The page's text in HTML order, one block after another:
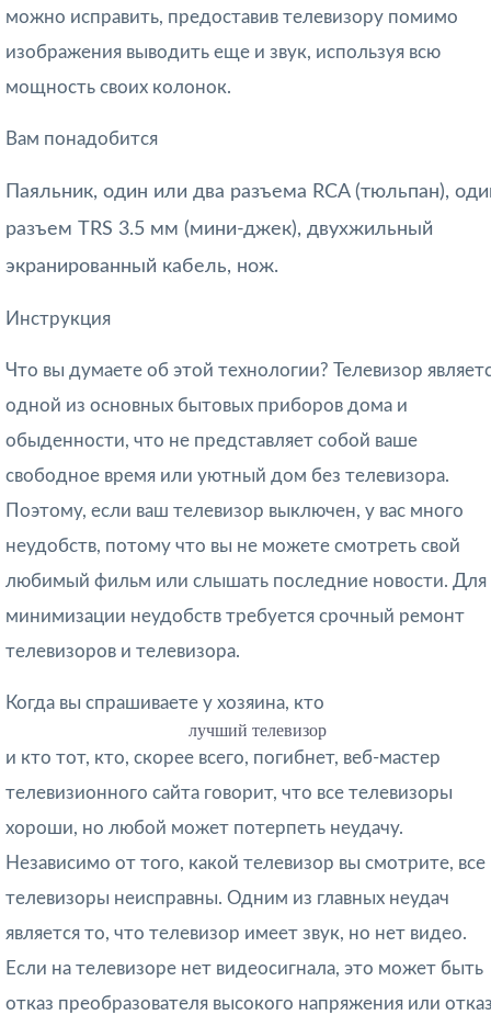
можно исправить, предоставив телевизору помимо
изображения выводить еще и звук, используя всю
мощность своих колонок.
Вам понадобится
Паяльник, один или два разъема RCA (тюльпан),
разъем TRS 3.5 мм (мини-джек), двухжильный
экранированный кабель, нож.
Инструкция
Что вы думаете об этой технологии? Телевизор
одной из основных бытовых приборов дома и
обыденности, что не представляет собой ваше
свободное время или уютный дом без телевизора.
Поэтому, если ваш телевизор выключен, у вас много
неудобств, потому что вы не можете смотреть свой
любимый фильм или слышать последние новости. Для
минимизации неудобств требуется срочный ремонт
телевизоров и телевизора.
Когда вы спрашиваете у хозяина, кто
лучший телевизор
и кто тот, кто, скорее всего, погибнет, веб-мастер
телевизионного сайта говорит, что все телевизоры
хороши, но любой может потерпеть неудачу.
Независимо от того, какой телевизор вы смотрите, все
телевизоры неисправны. Одним из главных неудач
является то, что телевизор имеет звук, но нет видео.
Если на телевизоре нет видеосигнала, это может быть
отказ преобразователя высокого напряжения или